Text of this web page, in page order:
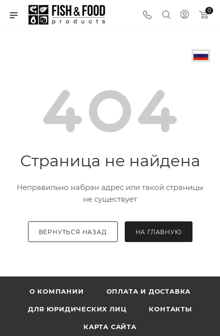
0
Страница не найдена
Неправильно набран адрес или такой страницы
не существует
ВЕРНУТЬСЯ НАЗАД НА ГЛАВНУЮ
О КОМПАНИИ ОПЛАТА И ДОСТАВКА
ДЛЯ ЮРИДИЧЕСКИХ ЛИЦ КОНТАКТЫ
КАРТА САЙТА